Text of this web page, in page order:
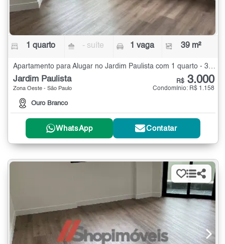
1 quarto - suíte 1 vaga 39 m²
Apartamento para Alugar no Jardim Paulista com 1 quarto - 39 m²
Jardim Paulista
Zona Oeste - São Paulo
Ouro Branco
R$ 3.000
Condomínio: R$ 1.158
WhatsApp Contatar